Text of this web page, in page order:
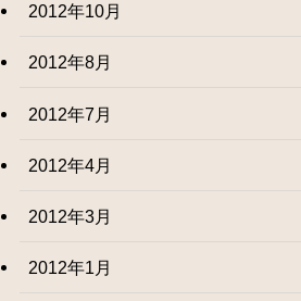
2012年10月
2012年8月
2012年7月
2012年4月
2012年3月
2012年1月